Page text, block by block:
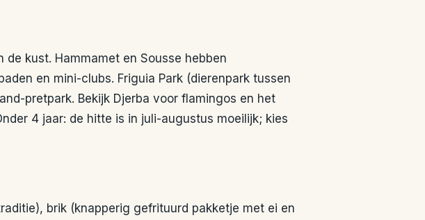
kust. Hammamet en Sousse hebben
en mini-clubs. Friguia Park (dierenpark tussen
pretpark. Bekijk Djerba voor flamingos en het
4 jaar: de hitte is in juli-augustus moeilijk; kies
brik (knapperig gefrituurd pakketje met ei en